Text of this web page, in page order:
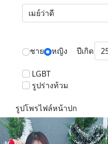
ชาย หญิง ปีเกิด
LGBT
รูปร่างท้วม
รูปโพรไฟล์หน้าปก